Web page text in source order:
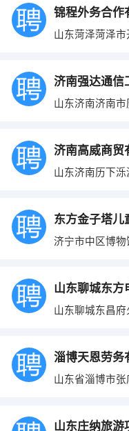
锦程外务合作
山东菏泽菏泽
山东济南济南
济南高威商贸
山东济南历下
济宁市中区博
山东聊城东昌
淄博天恩劳务
山东省淄博市张